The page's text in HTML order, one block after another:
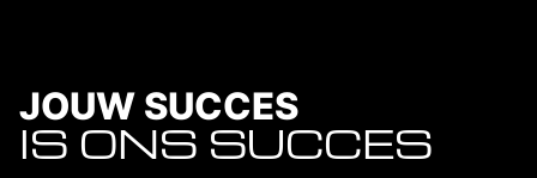
JOUW SUCCES
IS ONS SUCCES